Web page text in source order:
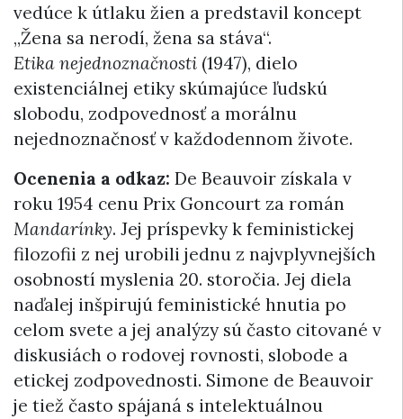
vedúce k útlaku žien a predstavil koncept
„Žena sa nerodí, žena sa stáva“.
Etika nejednoznačnosti (1947), dielo
existenciálnej etiky skúmajúce ľudskú
slobodu, zodpovednosť a morálnu
nejednoznačnosť v každodennom živote.
Ocenenia a odkaz: De Beauvoir získala v
roku 1954 cenu Prix Goncourt za román
Mandarínky. Jej príspevky k feministickej
filozofii z nej urobili jednu z najvplyvnejších
osobností myslenia 20. storočia. Jej diela
naďalej inšpirujú feministické hnutia po
celom svete a jej analýzy sú často citované v
diskusiách o rodovej rovnosti, slobode a
etickej zodpovednosti. Simone de Beauvoir
je tiež často spájaná s intelektuálnou